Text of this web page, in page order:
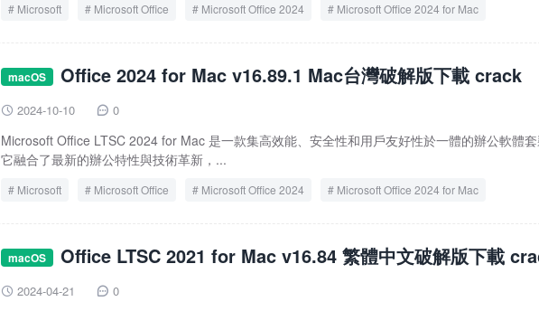
Microsoft Microsoft Office Microsoft Office 2024
Microsoft Office 2024 for Mac
Office
Office 2024 Office 2024 for Mac Office LTSC 2024 Office LTSC 2024 for Mac
macOS Office 2024 for Mac v16.89.1 Mac台灣破解版下載 crack
 2024-10-10  0
Microsoft Office LTSC 2024 for Mac 是一款集高效能、安全性和用戶友好性於一體的辦公軟體套
它融合了最新的辦公特性與技術革新，...
Microsoft Microsoft Office Microsoft Office 2024
Microsoft Office 2024 for Mac
Office
Office 2024 Office 2024 for Mac
macOS Office LTSC 2021 for Mac v16.84 繁體中文破解版下載
 2024-04-21  0